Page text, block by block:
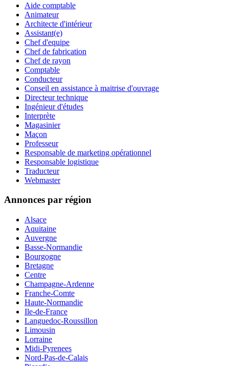
Aide comptable
Animateur
Architecte d'intérieur
Assistant(e)
Chef d'equipe
Chef de fabrication
Chef de rayon
Comptable
Conducteur
Conseil en assistance à maitrise d'ouvrage
Directeur technique
Ingénieur d'études
Interprète
Magasinier
Maçon
Professeur
Responsable de marketing opérationnel
Responsable logistique
Traducteur
Webmaster
Annonces par région
Alsace
Aquitaine
Auvergne
Basse-Normandie
Bourgogne
Bretagne
Centre
Champagne-Ardenne
Franche-Comte
Haute-Normandie
Ile-de-France
Languedoc-Roussillon
Limousin
Lorraine
Midi-Pyrenees
Nord-Pas-de-Calais